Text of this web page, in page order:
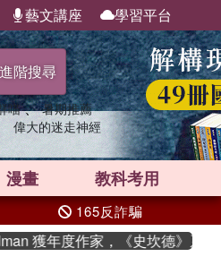
藝文講座 學習平台
進階搜尋
喵 、 暑期推薦
偉大的迷走神經
漫畫 教科考用
165反詐騙
獲年度作家，《史坎德》系列